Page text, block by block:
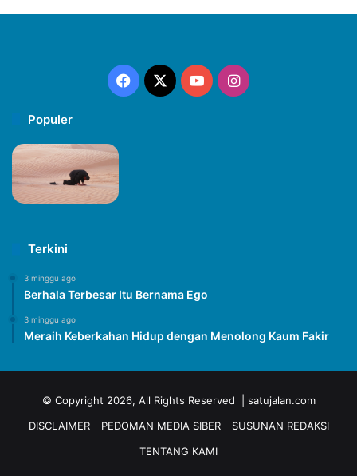
Facebook
X YouTubeInstagram
Populer
Terkini
3 minggu ago
Berhala Terbesar Itu Bernama Ego
3 minggu ago
Meraih Keberkahan Hidup dengan Menolong Kaum Fakir
© Copyright 2026, All Rights Reserved | satujalan.com
DISCLAIMER
PEDOMAN MEDIA SIBER
SUSUNAN REDAKSI
TENTANG KAMI